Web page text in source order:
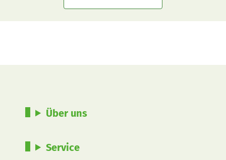
Über uns
Service